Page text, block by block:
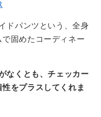
ドパンツという、全身
固めたコーディネー
なくとも、チェッカー
をプラスしてくれま